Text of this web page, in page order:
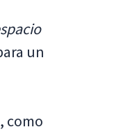
un
como